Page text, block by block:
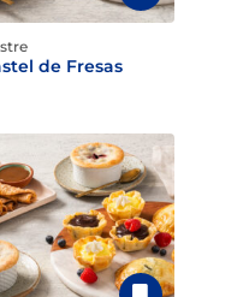
de Fresas